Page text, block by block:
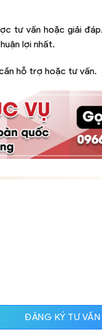
tư vấn hoặc giải
lợi nhất.
hỗ trợ hoặc tư vấn.
ĐĂNG KÝ TƯ VẤN